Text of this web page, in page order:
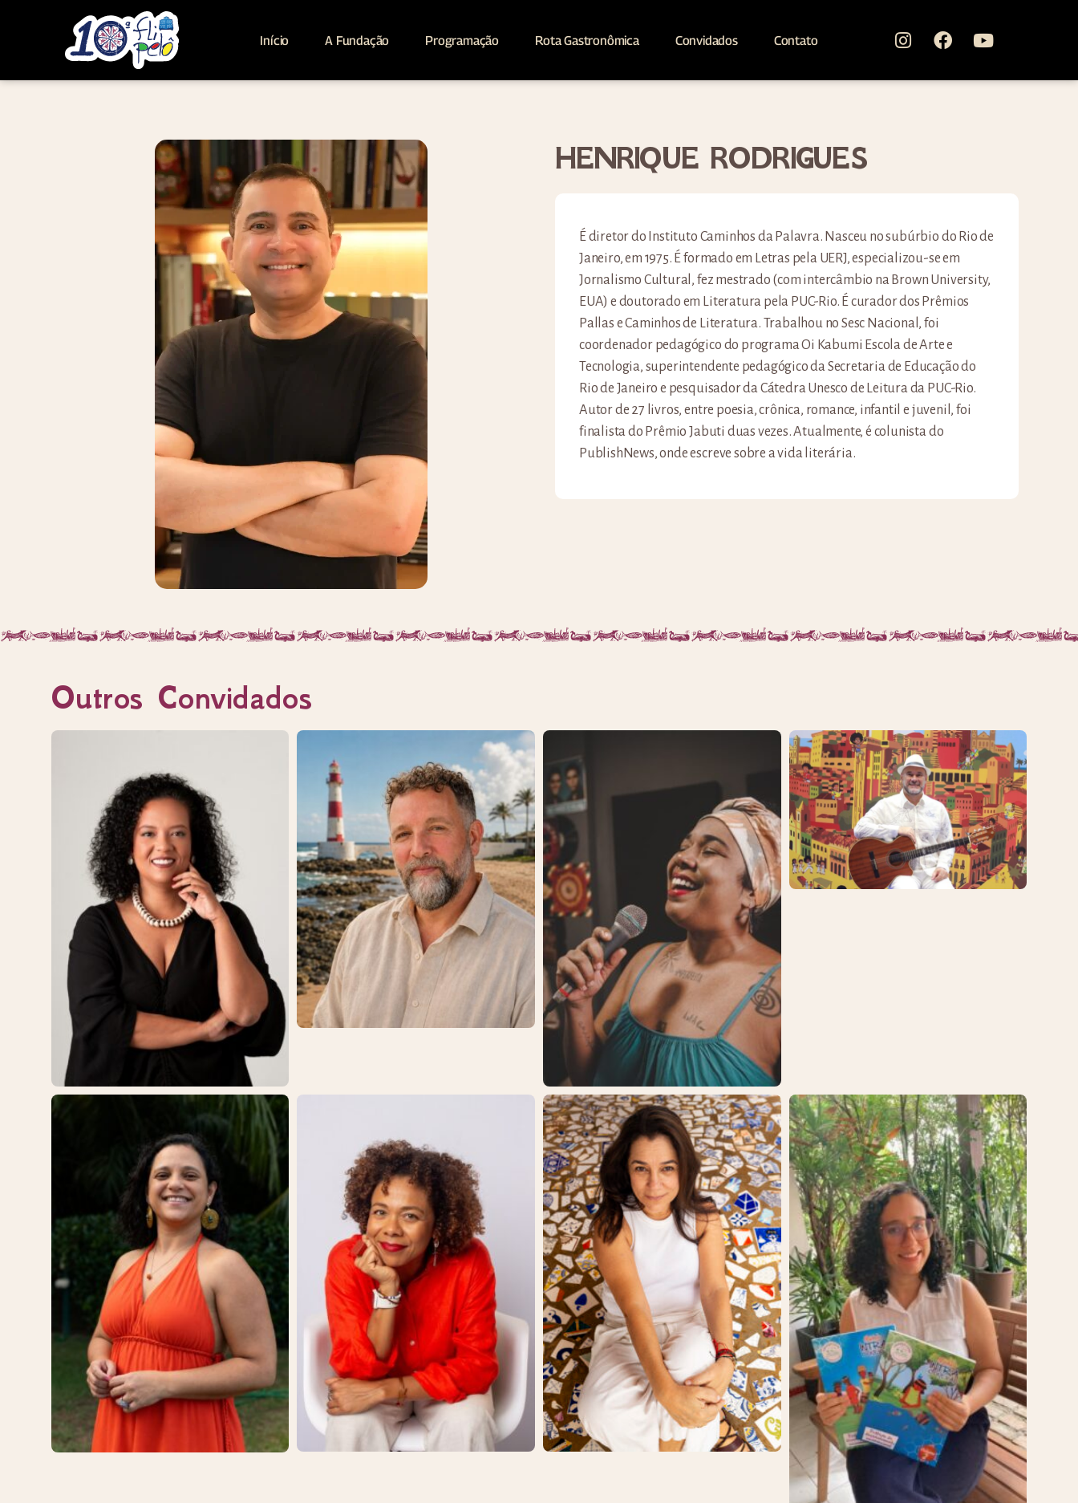
Início A Fundação Programação Rota Gastronômica Convidados Contato
HENRIQUE RODRIGUES
É diretor do Instituto Caminhos da Palavra. Nasceu no subúrbio do Rio de
Janeiro, em 1975. É formado em Letras pela UERJ, especializou-se em
Jornalismo Cultural, fez mestrado (com intercâmbio na Brown University,
EUA) e doutorado em Literatura pela PUC-Rio. É curador dos Prêmios
Pallas e Caminhos de Literatura. Trabalhou no Sesc Nacional, foi
coordenador pedagógico do programa Oi Kabumi Escola de Arte e
Tecnologia, superintendente pedagógico da Secretaria de Educação do
Rio de Janeiro e pesquisador da Cátedra Unesco de Leitura da PUC-Rio.
Autor de 27 livros, entre poesia, crônica, romance, infantil e juvenil, foi
finalista do Prêmio Jabuti duas vezes. Atualmente, é colunista do
PublishNews, onde escreve sobre a vida literária.
Outros Convidados